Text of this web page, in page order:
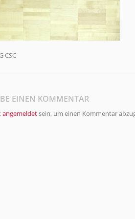
CSC
EINEN KOMMENTAR
angemeldetsein, um einen Kommentar